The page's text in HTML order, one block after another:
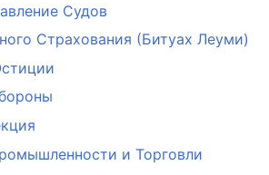
Судов
Страхования (Битуах Леуми)
и Торговли